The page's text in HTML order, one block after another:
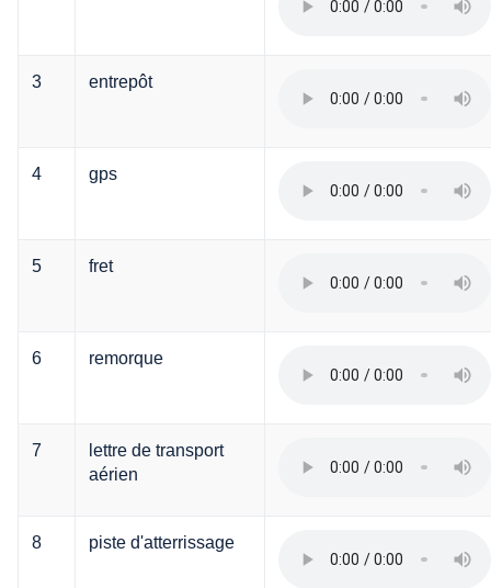
3 entrepôt
4 gps
5 fret
6 remorque
7
lettre de transport
aérien
8 piste d'atterrissage